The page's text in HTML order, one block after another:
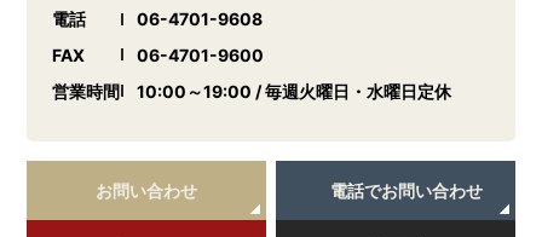
電話
06-4701-9608
FAX
06-4701-9600
営業時間
10:00～19:00 / 毎週火曜日・水曜日定休
お問い合わせ 電話でお問い合わせ